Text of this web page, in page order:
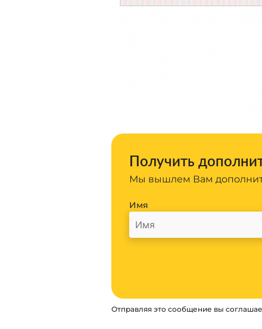
Получить
Мы вышлем Вам
Имя
Отправляя это сообщение вы